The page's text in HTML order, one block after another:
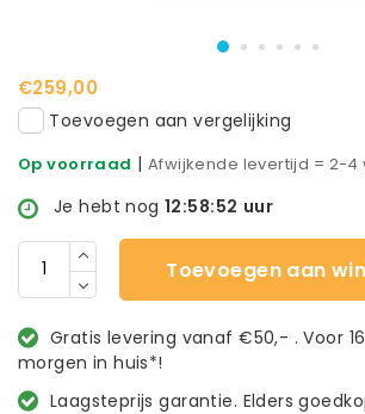
€259,00
Toevoegen aan vergelijking
Op voorraad | Afwijkende levertijd = 2-4
Je hebt nog 12:58:52 uur
Toevoegen aan
Gratis levering vanaf €50,- . Voor
morgen in huis*!
Laagsteprijs garantie. Elders